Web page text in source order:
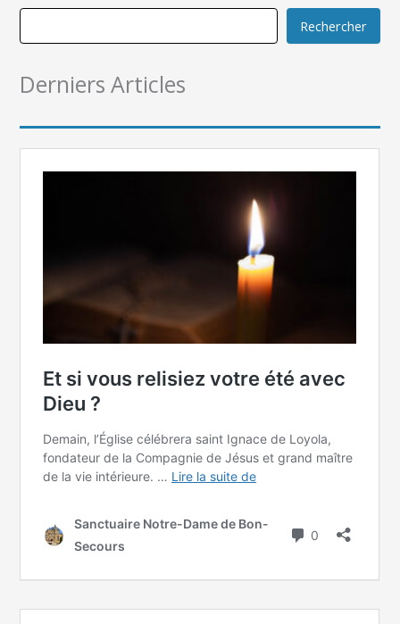
Rechercher
Derniers Articles